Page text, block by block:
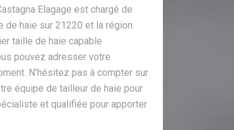
Elagage est chargé de
haie sur 21220 et la région.
taille de haie capable
pouvez adresser votre
N’hésitez pas à compter sur
équipe de tailleur de haie pour
et qualifiée pour apporter